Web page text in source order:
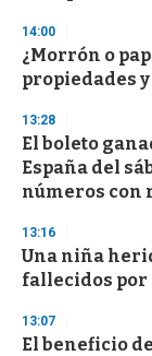
14:00
¿Morrón o
propiedades
13:28
El boleto
España del
números con
13:16
Una niña
fallecidos por
13:07
El beneficio